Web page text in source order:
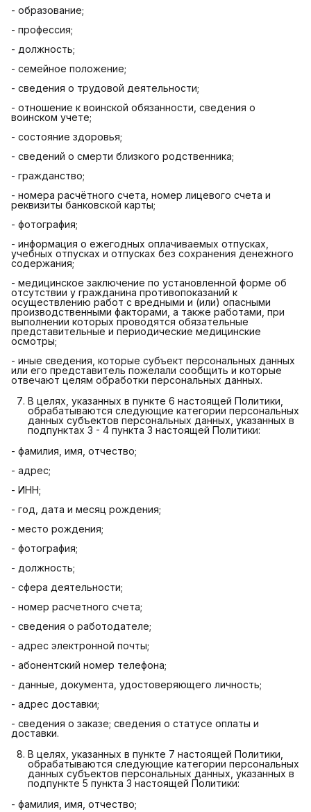
- образование;
- профессия;
- должность;
- семейное положение;
- сведения о трудовой деятельности;
- отношение к воинской обязанности, сведения о
воинском учете;
- состояние здоровья;
- сведений о смерти близкого родственника;
- гражданство;
- номера расчётного счета, номер лицевого счета и
реквизиты банковской карты;
- фотография;
- информация о ежегодных оплачиваемых отпусках,
учебных отпусках и отпусках без сохранения денежного
содержания;
- медицинское заключение по установленной форме об
отсутствии у гражданина противопоказаний к
осуществлению работ с вредными и (или) опасными
производственными факторами, а также работами, при
выполнении которых проводятся обязательные
представительные и периодические медицинские
осмотры;
- иные сведения, которые субъект персональных данных
или его представитель пожелали сообщить и которые
отвечают целям обработки персональных данных.
В целях, указанных в пункте 6 настоящей Политики,
обрабатываются следующие категории персональных
данных субъектов персональных данных, указанных в
подпунктах 3 - 4 пункта 3 настоящей Политики:
- фамилия, имя, отчество;
- адрес;
- ИНН;
- год, дата и месяц рождения;
- место рождения;
- фотография;
- должность;
- сфера деятельности;
- номер расчетного счета;
- сведения о работодателе;
- адрес электронной почты;
- абонентский номер телефона;
- данные, документа, удостоверяющего личность;
- адрес доставки;
- сведения о заказе; сведения о статусе оплаты и
доставки.
В целях, указанных в пункте 7 настоящей Политики,
обрабатываются следующие категории персональных
данных субъектов персональных данных, указанных в
подпункте 5 пункта 3 настоящей Политики:
- фамилия, имя, отчество;